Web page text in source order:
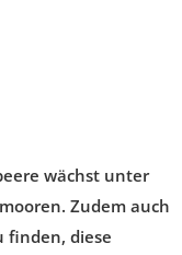
wächst unter
Zudem auch
finden, diese